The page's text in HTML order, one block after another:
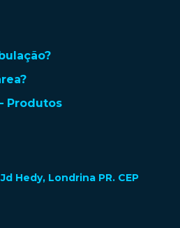
Produtos
Hedy, Londrina PR. CEP